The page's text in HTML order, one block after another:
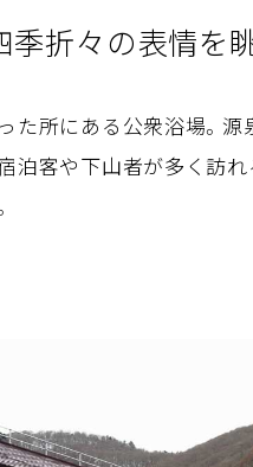
折々の表情を
た所にある公衆浴場。源
泊客や下山者が多く訪